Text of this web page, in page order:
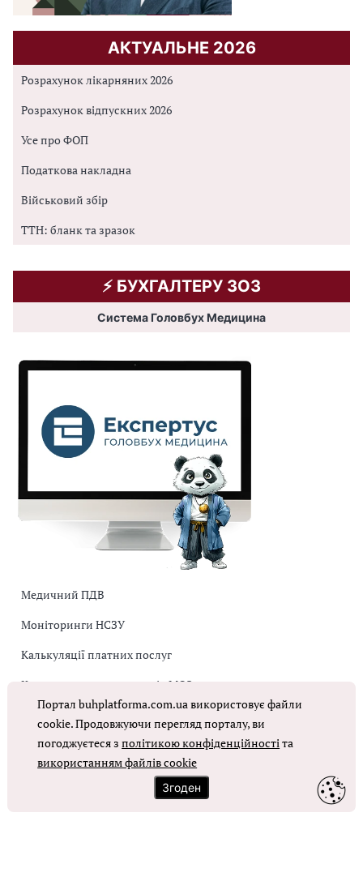
АКТУАЛЬНЕ 2026
Розрахунок лікарняних 2026
Розрахунок відпускних 2026
Усе про ФОП
Податкова накладна
Військовий збір
ТТН: бланк та зразок
⚡️ БУХГАЛТЕРУ ЗОЗ
Система Головбух Медицина
Медичний ПДВ
Моніторинги НСЗУ
Калькуляції платних послуг
Коригувальна накладна від МОЗ
Оплата праці в КНП
ОТРИМАТИ ДОСТУП
Портал buhplatforma.com.ua використовує файли
cookie. Продовжуючи перегляд порталу, ви
погоджуєтеся зполітикою конфіденційностіта
використанням файлів cookie
Згоден